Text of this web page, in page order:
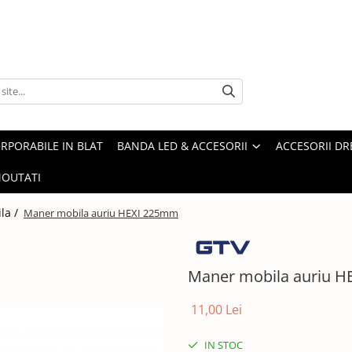
IN BLAT BANDA LED & ACCESORII ACCESORII
/ Maner mobila auriu HEXI 225mm
Maner mobila auriu
11,00 Lei
IN STOC